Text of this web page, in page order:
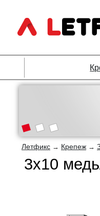
Летфикс → Крепеж →
3х10